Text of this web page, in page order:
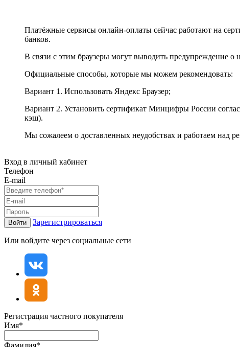
Платёжные сервисы онлайн-оплаты сейчас работают на
банков.
В связи с этим браузеры могут выводить предупреждение
Официальные способы, которые мы можем рекомендовать:
Вариант 1. Использовать Яндекс Браузер;
Вариант 2. Установить сертификат Минцифры России
кэш).
Мы сожалеем о доставленных неудобствах и работаем над
Вход в личный кабинет
Телефон
E-mail
Войти Зарегистрироваться
Или войдите через социальные сети
Регистрация частного покупателя
Имя*
Фамилия*